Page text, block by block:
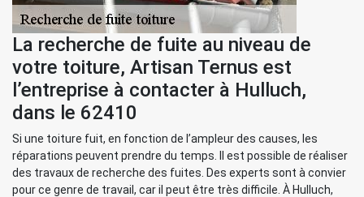
La recherche de fuite au niveau de
votre toiture, Artisan Ternus est
l’entreprise à contacter à Hulluch,
dans le 62410
Si une toiture fuit, en fonction de l’ampleur des causes, les
réparations peuvent prendre du temps. Il est possible de réaliser
des travaux de recherche des fuites. Des experts sont à convier
pour ce genre de travail, car il peut être très difficile. À Hulluch,